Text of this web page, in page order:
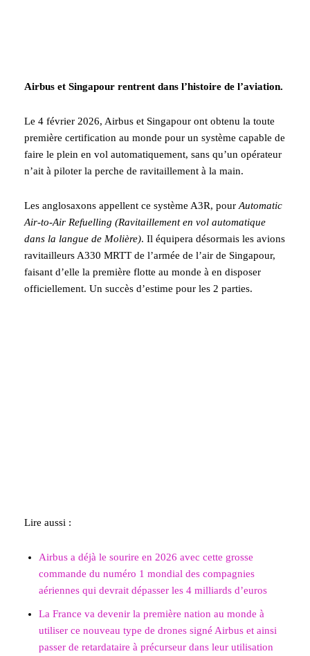
Airbus et Singapour rentrent dans l’histoire de l’aviation.
Le 4 février 2026, Airbus et Singapour ont obtenu la toute
première certification au monde pour un système capable de
faire le plein en vol automatiquement, sans qu’un opérateur
n’ait à piloter la perche de ravitaillement à la main.
Les anglosaxons appellent ce système A3R, pour Automatic
Air-to-Air Refuelling (Ravitaillement en vol automatique
dans la langue de Molière). Il équipera désormais les avions
ravitailleurs A330 MRTT de l’armée de l’air de Singapour,
faisant d’elle la première flotte au monde à en disposer
officiellement. Un succès d’estime pour les 2 parties.
Lire aussi :
Airbus a déjà le sourire en 2026 avec cette grosse
commande du numéro 1 mondial des compagnies
aériennes qui devrait dépasser les 4 milliards d’euros
La France va devenir la première nation au monde à
utiliser ce nouveau type de drones signé Airbus et ainsi
passer de retardataire à précurseur dans leur utilisation